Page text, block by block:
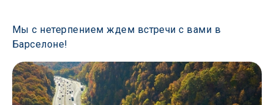
Мы с нетерпением ждем встречи с вами в
Барселоне!